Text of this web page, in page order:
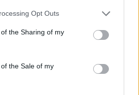
app uses one or more Google
or usage behaviour. You may click to
to Google and its third-party tags to
specified purposes in below Google
Opt Outs
the Sharing of my
the Sale of my